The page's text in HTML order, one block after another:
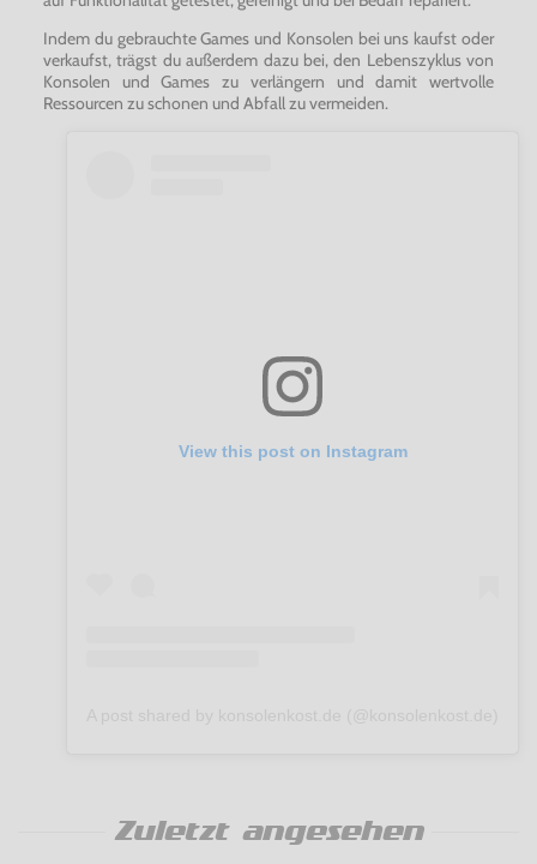
Indem du gebrauchte Games und Konsolen bei uns kaufst oder
verkaufst, trägst du außerdem dazu bei, den Lebenszyklus von
Konsolen und Games zu verlängern und damit wertvolle
Ressourcen zu schonen und Abfall zu vermeiden.
View this post on Instagram
Zuletzt angesehen